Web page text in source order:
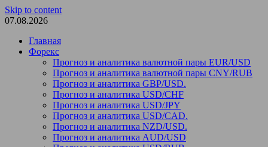
Skip to content
07.08.2026
Главная
Форекс
Прогноз и аналитика валютной пары EUR/USD
Прогноз и аналитика валютной пары CNY/RUB
Прогноз и аналитика GBP/USD.
Прогноз и аналитика USD/CHF
Прогноз и аналитика USD/JPY
Прогноз и аналитика USD/CAD.
Прогноз и аналитика NZD/USD.
Прогноз и аналитика AUD/USD